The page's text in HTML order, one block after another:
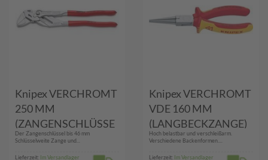
Knipex VERCHROMT
250 MM
(ZANGENSCHLÜSSE
L)
Der Zangenschlüssel bis 46 mm
Schlüsselweite Zange und...
Lieferzeit: Im Versandlager
Knipex VERCHROMT
VDE 160 MM
(LANGBECKZANGE)
Hoch belastbar und verschleißarm.
Verschiedene Backenformen....
Lieferzeit: Im Versandlager